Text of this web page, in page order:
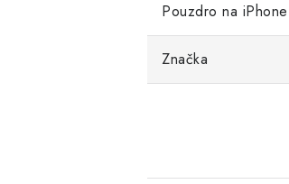
Pouzdro na iPhone
Značka